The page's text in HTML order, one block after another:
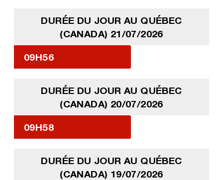
DURÉE DU JOUR AU QUÉBEC
(CANADA) 21/07/2026
09H56
DURÉE DU JOUR AU QUÉBEC
(CANADA) 20/07/2026
09H58
DURÉE DU JOUR AU QUÉBEC
(CANADA) 19/07/2026